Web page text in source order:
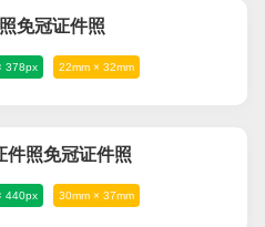
免冠证件照
378px 22mm × 32mm
件照免冠证件照
440px 30mm × 37mm